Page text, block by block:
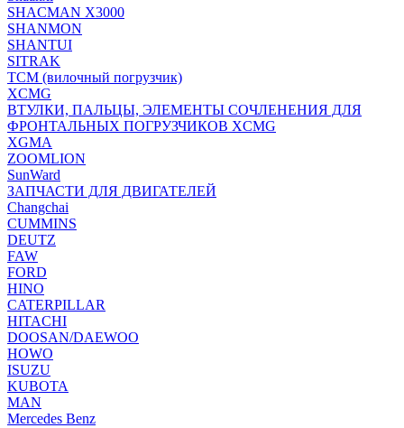
SHACMAN X3000
SHANMON
SHANTUI
SITRAK
TCM (вилочный погрузчик)
XCMG
ВТУЛКИ, ПАЛЬЦЫ, ЭЛЕМЕНТЫ СОЧЛЕНЕНИЯ ДЛЯ
ФРОНТАЛЬНЫХ ПОГРУЗЧИКОВ XCMG
XGMA
ZOOMLION
SunWard
ЗАПЧАСТИ ДЛЯ ДВИГАТЕЛЕЙ
Changchai
CUMMINS
DEUTZ
FAW
FORD
HINO
CATERPILLAR
HITACHI
DOOSAN/DAEWOO
HOWO
ISUZU
KUBOTA
MAN
Mercedes Benz